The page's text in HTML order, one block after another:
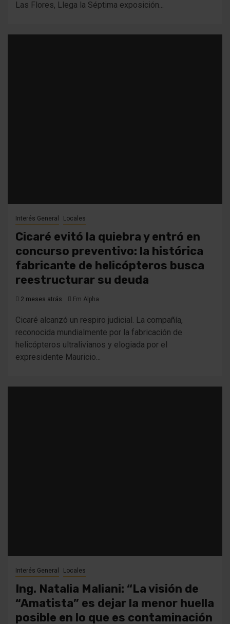
Las Flores, Llega la Séptima exposición...
Interés General Locales
Cicaré evitó la quiebra y entró en
concurso preventivo: la histórica
fabricante de helicópteros busca
reestructurar su deuda
2 meses atrás Fm Alpha
Cicaré alcanzó un respiro judicial. La compañía,
reconocida mundialmente por la fabricación de
helicópteros ultralivianos y elogiada por el
expresidente Mauricio...
Interés General Locales
Ing. Natalia Maliani: “La visión de
“Amatista” es dejar la menor huella
posible en lo que es contaminación